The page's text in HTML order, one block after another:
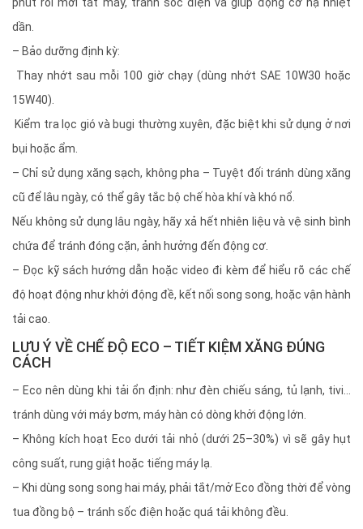
phút rồi mới tắt máy, tránh sốc điện và giúp động cơ hạ nhiệt
dần.
– Bảo dưỡng định kỳ:
Thay nhớt sau mỗi 100 giờ chạy (dùng nhớt SAE 10W30 hoặc
15W40).
Kiểm tra lọc gió và bugi thường xuyên, đặc biệt khi sử dụng ở nơi
bụi hoặc ẩm.
– Chỉ sử dụng xăng sạch, không pha – Tuyệt đối tránh dùng xăng
cũ để lâu ngày, có thể gây tắc bộ chế hòa khí và khó nổ.
Nếu không sử dụng lâu ngày, hãy xả hết nhiên liệu và vệ sinh bình
chứa để tránh đóng cặn, ảnh hưởng đến động cơ.
– Đọc kỹ sách hướng dẫn hoặc video đi kèm để hiểu rõ các chế
độ hoạt động như khởi động đề, kết nối song song, hoặc vận hành
tải cao.
LƯU Ý VỀ CHẾ ĐỘ ECO – TIẾT KIỆM XĂNG ĐÚNG
CÁCH
– Eco nên dùng khi tải ổn định: như đèn chiếu sáng, tủ lạnh, tivi…
tránh dùng với máy bơm, máy hàn có dòng khởi động lớn.
– Không kích hoạt Eco dưới tải nhỏ (dưới 25–30%) vì sẽ gây hụt
công suất, rung giật hoặc tiếng máy lạ.
– Khi dùng song song hai máy, phải tắt/mở Eco đồng thời để vòng
tua đồng bộ – tránh sốc điện hoặc quá tải không đều.